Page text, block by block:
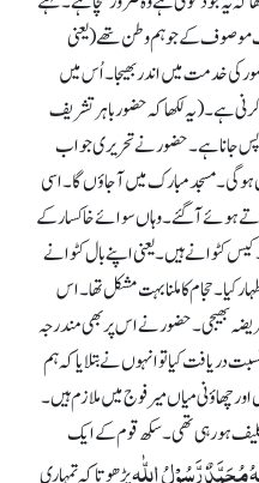
موصوف کے جو ہم وطن تھے(یعنی
کی خدمت میں اندر بھیجا۔ اُس میں
ہے۔ (یہ لکھا کہ حضور باہر تشریف
جانا ہے۔ حضور نے تحریری جواب
ہو گی۔ مسجد مبارک میں آ جاؤں گا۔ اسی
ہوئے آ گئے۔ وہاں سوائے خاکسار کے
کیس کٹوانے ہیں۔ یعنی اپنے بال کٹوانے
کیا۔ حجام کا ملنا بہت مشکل تھا۔ اس
بھیجی۔ حضور نے اس پر بھی مندرجہ
دریافت کیا تو انہوں نے بتلایا کہ ہم
چھاؤنی میاں میر فوج میں ملازم ہیں۔
ہو رہی تھی۔ سکھ قوم کے ایک
پڑھو تا کہ تمہاری